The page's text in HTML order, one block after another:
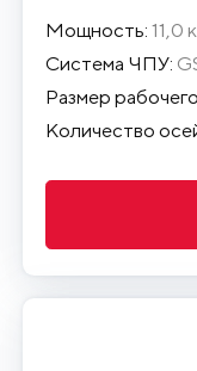
Мощность: 11,0
Система ЧПУ:
Размер
Количество